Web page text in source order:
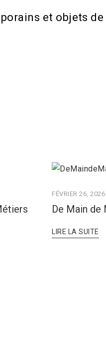
et objets
FÉVRIER 26, 2026
De Main de
LIRE LA SUITE